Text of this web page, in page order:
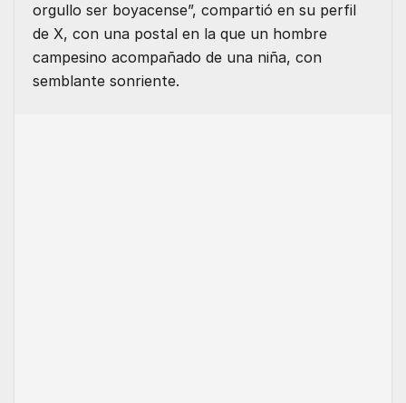
orgullo ser boyacense”, compartió en su perfil
de X, con una postal en la que un hombre
campesino acompañado de una niña, con
semblante sonriente.